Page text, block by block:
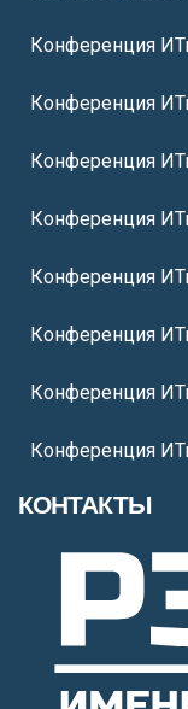
Конференция
Конференция
Конференция
Конференция
Конференция
Конференция
Конференция
Конференция
КОНТАКТЫ